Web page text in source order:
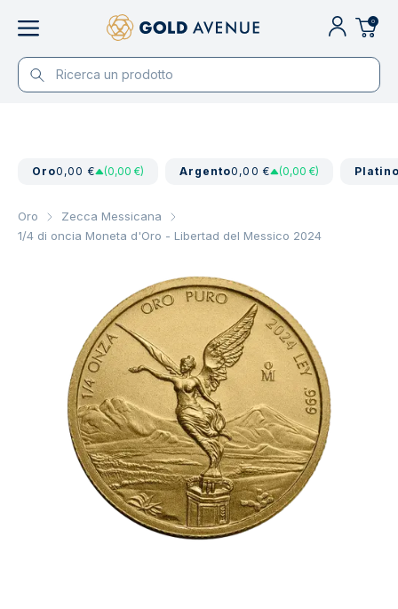
0
Oro0,00 € (0,00 €) Argento0,00 € (0,00 €)
Oro
Zecca Messicana
1/4 di oncia Moneta d'Oro - Libertad del Messico 2024